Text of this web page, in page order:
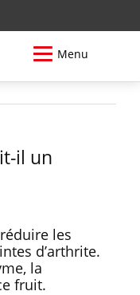
Menu
il un
les
d’arthrite.
la
fruit.